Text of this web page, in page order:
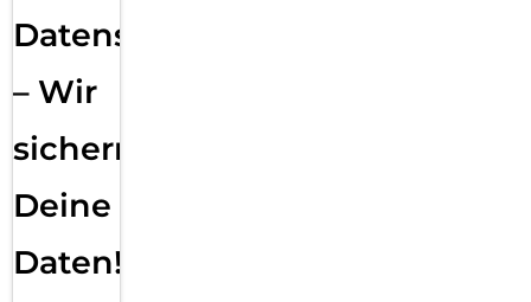
Datensicherung
– Wir
sichern
Deine
Daten!